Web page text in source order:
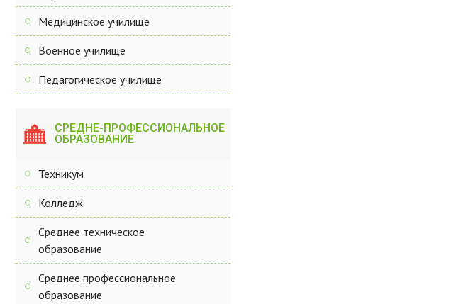
Медицинское училище
Военное училище
Педагогическое училище
СРЕДНЕ-ПРОФЕССИОНАЛЬНОЕ
ОБРАЗОВАНИЕ
Техникум
Колледж
Среднее техническое
образование
Среднее профессиональное
образование